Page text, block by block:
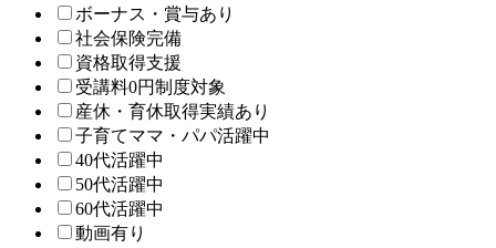
ボーナス・賞与あり
社会保険完備
資格取得支援
受講料0円制度対象
産休・育休取得実績あり
子育てママ・パパ活躍中
40代活躍中
50代活躍中
60代活躍中
動画有り